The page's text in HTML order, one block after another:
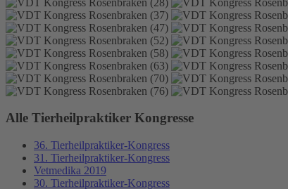
Alle Tierheilpraktiker Kongresse
36. Tierheilpraktiker-Kongress
31. Tierheilpraktiker-Kongress
Vetmedika 2019
30. Tierheilpraktiker-Kongress